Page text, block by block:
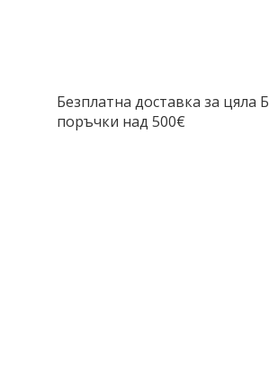
Безплатна доставка за цяла
поръчки над 500€